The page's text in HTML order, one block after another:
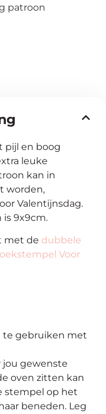
patroon
pijl en boog
leuke
kan in
worden,
Valentijnsdag.
is 9x9cm.
met de dubbele
Voor
te gebruiken met
jou gewenste
oven zitten kan
stempel op het
beneden. Leg